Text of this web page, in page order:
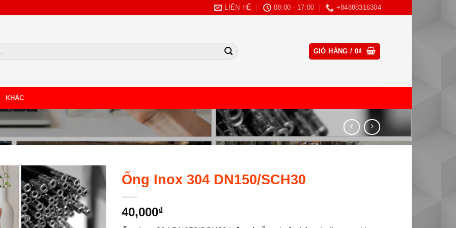
LIÊN HỆ 08:00 - 17:00 +84888316304
GIỎ HÀNG / 0₫
KHÁC
Ống Inox 304 DN150/SCH30
40,000₫
THIS
TẢI BẢNG GIÁ
NHẬP SỐ SĐT/ZALO